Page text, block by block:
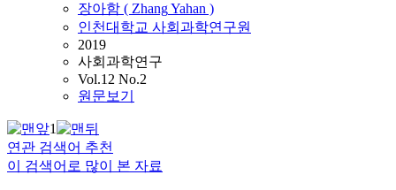
장아함 ( ZhangYahan )
인천대학교 사회과학연구원
2019
사회과학연구
Vol.12 No.2
원문보기
1
연관 검색어 추천
이 검색어로 많이 본 자료